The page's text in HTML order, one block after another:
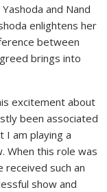
and Nand
enlightens her
between
brings into
excitement about
been associated
I am playing a
When this role was
such an
show and